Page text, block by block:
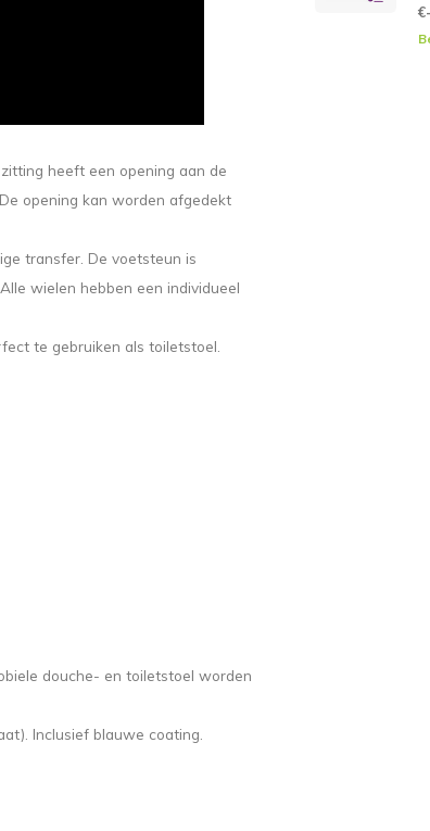
heeft een opening aan de
opening kan worden afgedekt
transfer. De voetsteun is
wielen hebben een individueel
te gebruiken als toiletstoel.
douche- en toiletstoel worden
Inclusief blauwe coating.